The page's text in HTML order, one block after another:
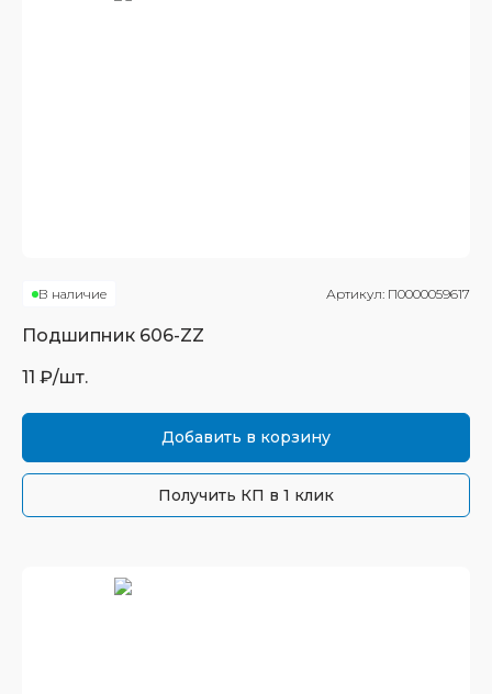
В наличие Артикул: П0000059617
Подшипник 606-ZZ
11 ₽/шт.
Добавить в корзину
Получить КП в 1 клик